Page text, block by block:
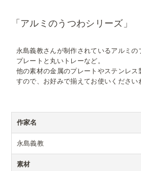
「アルミのうつわシリーズ」
永島義教さんが制作されているアルミ
プレートと丸いトレーなど。
他の素材の金属のプレートやステンレス
すので、お好みで揃えてお使いください
作家名
永島義教
素材